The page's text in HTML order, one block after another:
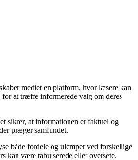
mediet en platform, hvor læsere kan
for at træffe informerede valg om deres
sikrer, at informationen er faktuel og
præger samfundet.
både fordele og ulemper ved forskellige
kan være tabuiserede eller oversete.